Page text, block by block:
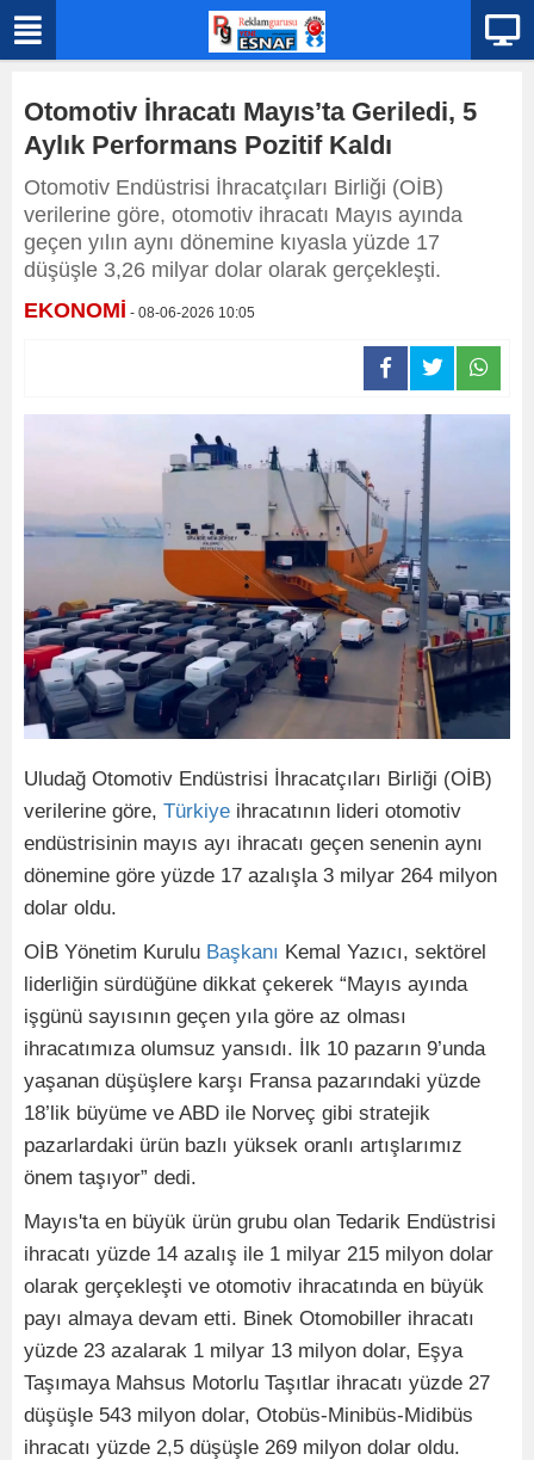
Otomotiv İhracatı Mayıs’ta Geriledi, 5
Aylık Performans Pozitif Kaldı
Otomotiv Endüstrisi İhracatçıları Birliği (OİB)
verilerine göre, otomotiv ihracatı Mayıs ayında
geçen yılın aynı dönemine kıyasla yüzde 17
düşüşle 3,26 milyar dolar olarak gerçekleşti.
EKONOMİ - 08-06-2026 10:05
Uludağ Otomotiv Endüstrisi İhracatçıları Birliği (OİB)
verilerine göre, Türkiye ihracatının lideri otomotiv
endüstrisinin mayıs ayı ihracatı geçen senenin aynı
dönemine göre yüzde 17 azalışla 3 milyar 264 milyon
dolar oldu.
OİB Yönetim Kurulu Başkanı Kemal Yazıcı, sektörel
liderliğin sürdüğüne dikkat çekerek “Mayıs ayında
işgünü sayısının geçen yıla göre az olması
ihracatımıza olumsuz yansıdı. İlk 10 pazarın 9’unda
yaşanan düşüşlere karşı Fransa pazarındaki yüzde
18’lik büyüme ve ABD ile Norveç gibi stratejik
pazarlardaki ürün bazlı yüksek oranlı artışlarımız
önem taşıyor” dedi.
Mayıs'ta en büyük ürün grubu olan Tedarik Endüstrisi
ihracatı yüzde 14 azalış ile 1 milyar 215 milyon dolar
olarak gerçekleşti ve otomotiv ihracatında en büyük
payı almaya devam etti. Binek Otomobiller ihracatı
yüzde 23 azalarak 1 milyar 13 milyon dolar, Eşya
Taşımaya Mahsus Motorlu Taşıtlar ihracatı yüzde 27
düşüşle 543 milyon dolar, Otobüs-Minibüs-Midibüs
ihracatı yüzde 2,5 düşüşle 269 milyon dolar oldu.